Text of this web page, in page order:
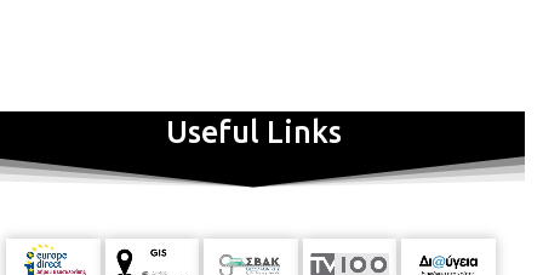
Useful Links